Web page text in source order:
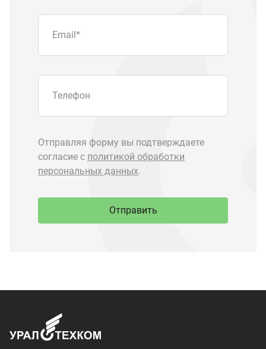
Запчасти Урал
Запчасти Камаз
Спецпредложения
Доставка и оплата